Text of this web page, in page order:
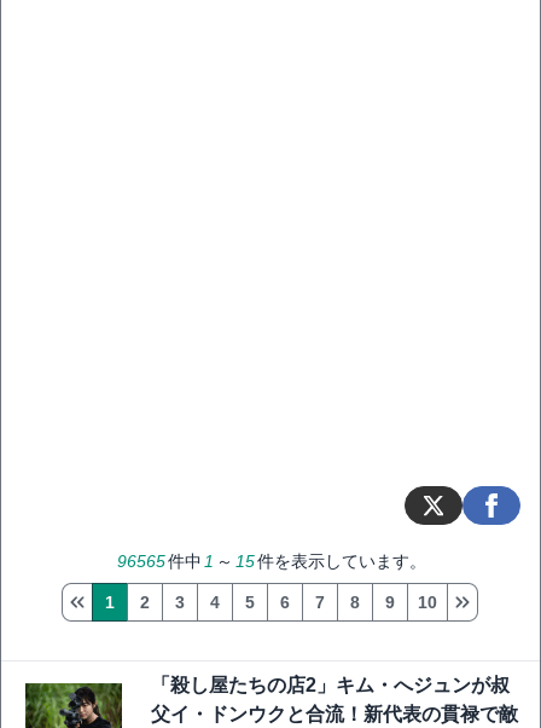
96565件中1 ～ 15件を表示しています。
1 2 3 4 5 6 7 8 9 10
「殺し屋たちの店2」キム・へジュンが叔
父イ・ドンウクと合流！新代表の貫禄で敵